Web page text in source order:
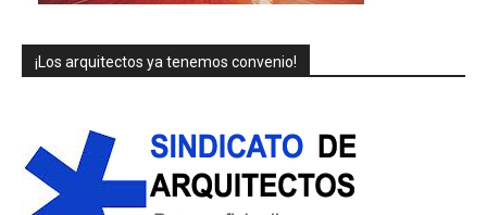
¡Los arquitectos ya tenemos convenio!